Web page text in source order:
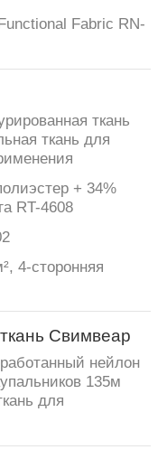
Fabric RN-
ткань
ткань для
+ 34%
RT-4608
4-сторонняя
Свимвеар
нейлон
135м
для